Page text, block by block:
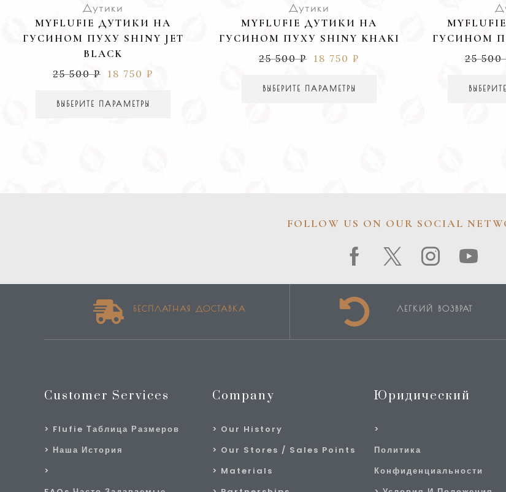
Дутики
MYFLUFIE ДУТИКИ НА
ГУСИНОМ ПУХУ SHINY JET
BLACK
25 500₽ 18 750 ₽
ВЫБЕРИТЕ ПАРАМЕТРЫ
Дутики
MYFLUFIE ДУТИКИ НА
ГУСИНОМ ПУХУ SHINY KHAKI
25 500₽ 18 750 ₽
ВЫБЕРИТЕ ПАРАМЕТРЫ
ГУСИНОМ
25 500
FOLLOW US ON OUR SOCIAL
БЕСПЛАТНАЯ ДОСТАВКА ЛЕГКИЙ ВОЗВРАТ
Customer Services
Flufie Таблица Размеров
Наша История
Company
Our History
Our Stores / Sales Points
Materials
Юридический
Политика
Конфиденциальности